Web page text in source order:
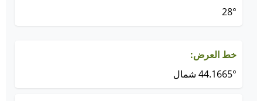
28°
خط العرض:
44.1665° شمال